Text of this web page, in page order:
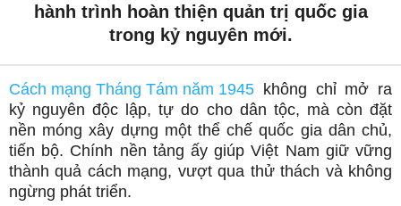
hành trình hoàn thiện quản trị quốc gia
trong kỷ nguyên mới.
Cách mạng Tháng Tám năm 1945 không chỉ mở ra
kỷ nguyên độc lập, tự do cho dân tộc, mà còn đặt
nền móng xây dựng một thể chế quốc gia dân chủ,
tiến bộ. Chính nền tảng ấy giúp Việt Nam giữ vững
thành quả cách mạng, vượt qua thử thách và không
ngừng phát triển.